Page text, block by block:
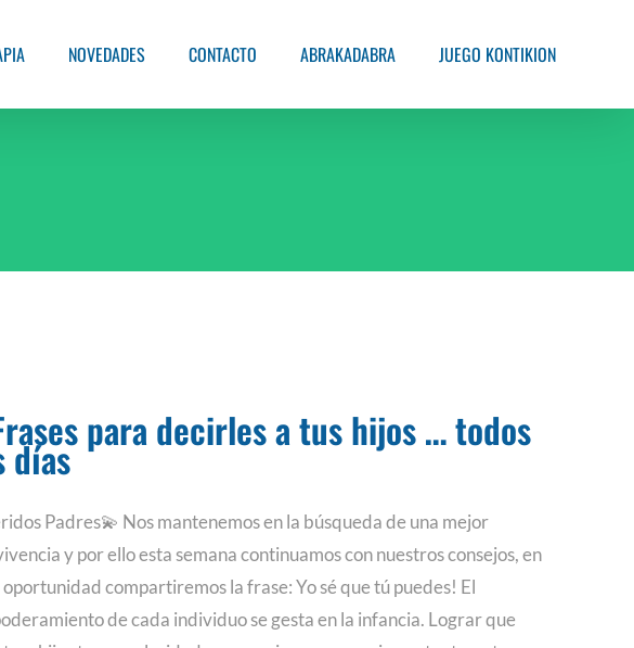
NOVEDADES CONTACTO ABRAKADABRA JUEGO KONTIKION
para decirles a tus hijos … todos
días
Padres💫 Nos mantenemos en la búsqueda de una mejor
y por ello esta semana continuamos con nuestros consejos, en
compartiremos la frase: Yo sé que tú puedes! El
de cada individuo se gesta en la infancia. Lograr que